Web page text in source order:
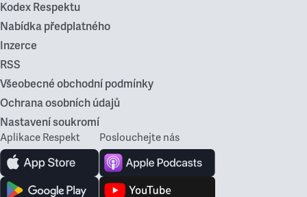
Kodex Respektu
Nabídka předplatného
Inzerce
RSS
Všeobecné obchodní podmínky
Ochrana osobních údajů
Nastavení soukromí
Aplikace Respekt Poslouchejte nás